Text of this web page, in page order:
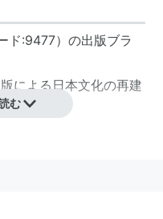
ド:9477）の出版ブラ
による日本文化の再建
創業。
む